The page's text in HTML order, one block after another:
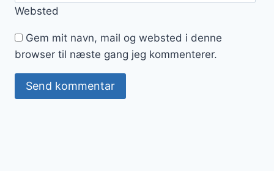
Websted
Gem mit navn, mail og websted i denne
browser til næste gang jeg kommenterer.